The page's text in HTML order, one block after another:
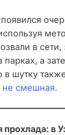
в
парках, а
в шутку
не смешная.
в